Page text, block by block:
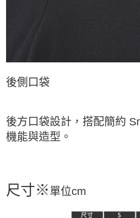
後側口袋
後方口袋設計，搭配簡約
機能與造型。
尺寸※ 單位cm